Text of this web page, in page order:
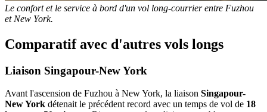
Le confort et le service à bord d'un vol long-courrier entre Fuzhou
et New York.
Comparatif avec d'autres vols longs
Liaison Singapour-New York
Avant l'ascension de Fuzhou à New York, la liaison Singapour-
New York détenait le précédent record avec un temps de vol de 18